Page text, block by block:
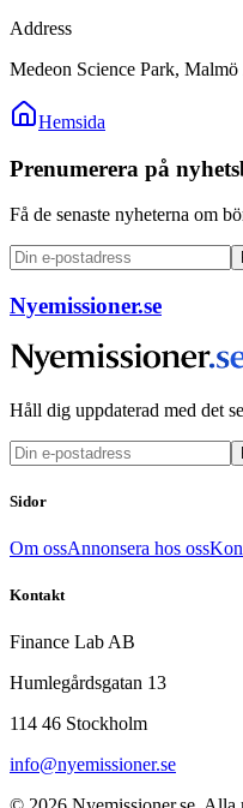
Address
Medeon Science Park,
Hemsida
Prenumerera på
Få de senaste nyheterna om
Nyemissioner.se
Håll dig uppdaterad med det
Sidor
Om ossAnnonsera hos oss
Kontakt
Finance Lab AB
Humlegårdsgatan 13
114 46 Stockholm
info@nyemissioner.se